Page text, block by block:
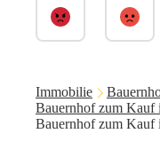
Immobilie
Bauernhof zum Kauf
Bauernhof zum Kauf